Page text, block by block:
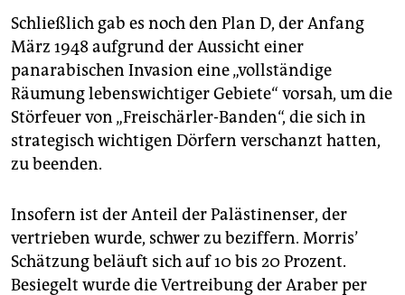
Schließlich gab es noch den Plan D, der Anfang
März 1948 aufgrund der Aussicht einer
panarabischen Invasion eine „vollständige
Räumung lebenswichtiger Gebiete“ vorsah, um die
Störfeuer von „Freischärler-Banden“, die sich in
strategisch wichtigen Dörfern verschanzt hatten,
zu beenden.
Insofern ist der Anteil der Palästinenser, der
vertrieben wurde, schwer zu beziffern. Morris’
Schätzung beläuft sich auf 10 bis 20 Prozent.
Besiegelt wurde die Vertreibung der Araber per